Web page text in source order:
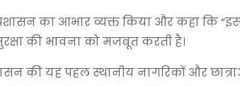
का आभार व्यक्त किया और कहा कि
की भावना को मजबूत करती है।
की यह पहल स्थानीय नागरिकों और